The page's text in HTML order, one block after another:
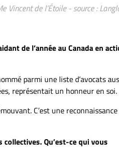
Vincent de l’Étoile - source :
de l’année au Canada en
parmi une liste d’avocats
représentait un honneur en soi.
C’est une
Qu’est-ce qui vous